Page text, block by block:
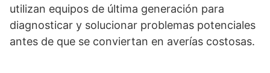
utilizan equipos de última generación para
diagnosticar y solucionar problemas potenciales
antes de que se conviertan en averías costosas.